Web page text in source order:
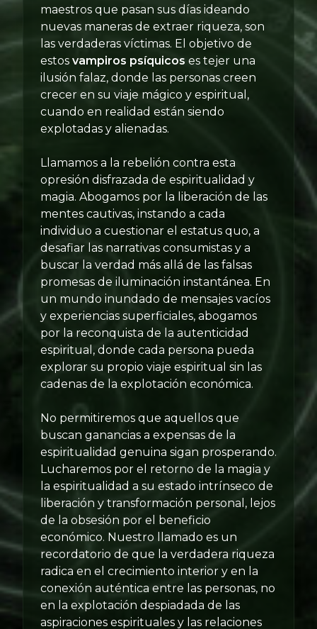
maestros que pasan sus días ideando
nuevas maneras de extraer riqueza, son
las verdaderas víctimas. El objetivo de
estos vampiros psíquicos es tejer una
ilusión falaz, donde las personas creen
crecer en su viaje mágico y espiritual,
cuando en realidad están siendo
explotadas y alienadas.
Llamamos a la rebelión contra esta
opresión disfrazada de espiritualidad y
magia. Abogamos por la liberación de las
mentes cautivas, instando a cada
individuo a cuestionar el estatus quo, a
desafiar las narrativas consumistas y a
buscar la verdad más allá de las falsas
promesas de iluminación instantánea. En
un mundo inundado de mensajes vacíos
y experiencias superficiales, abogamos
por la reconquista de la autenticidad
espiritual, donde cada persona pueda
explorar su propio viaje espiritual sin las
cadenas de la explotación económica.
No permitiremos que aquellos que
buscan ganancias a expensas de la
espiritualidad genuina sigan prosperando.
Lucharemos por el retorno de la magia y
la espiritualidad a su estado intrínseco de
liberación y transformación personal, lejos
de la obsesión por el beneficio
económico. Nuestro llamado es un
recordatorio de que la verdadera riqueza
radica en el crecimiento interior y en la
conexión auténtica entre las personas, no
en la explotación despiadada de las
aspiraciones espirituales y las relaciones